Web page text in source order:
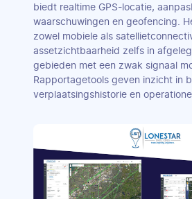
biedt realtime GPS-locatie,
waarschuwingen en geofencing.
zowel mobiele als
assetzichtbaarheid zelfs in
gebieden met een zwak signaal
Rapportagetools geven inzicht in
verplaatsingshistorie en